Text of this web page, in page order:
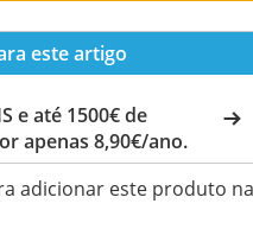
este artigo
e até 1500€ de
apenas 8,90€/ano.
adicionar este produto na